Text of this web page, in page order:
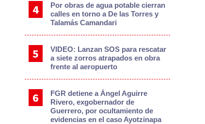
Por obras de agua potable cierran
calles en torno a De las Torres y
Talamás Camandari
VIDEO: Lanzan SOS para rescatar
a siete zorros atrapados en obra
frente al aeropuerto
FGR detiene a Ángel Aguirre
Rivero, exgobernador de
Guerrero, por ocultamiento de
evidencias en el caso Ayotzinapa